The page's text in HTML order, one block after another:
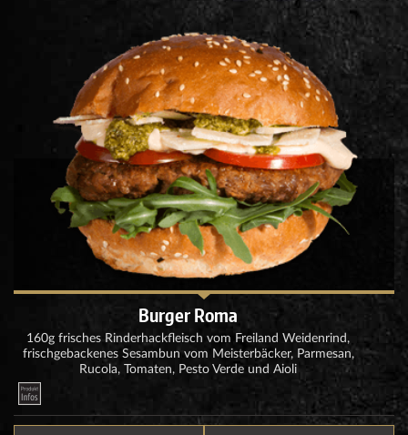
Burger Roma
160g frisches Rinderhackfleisch vom Freiland Weidenrind,
frischgebackenes Sesambun vom Meisterbäcker, Parmesan,
Rucola, Tomaten, Pesto Verde und Aioli